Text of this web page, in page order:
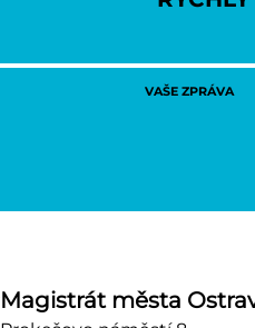
VAŠE ZPRÁVA
Magistrát města